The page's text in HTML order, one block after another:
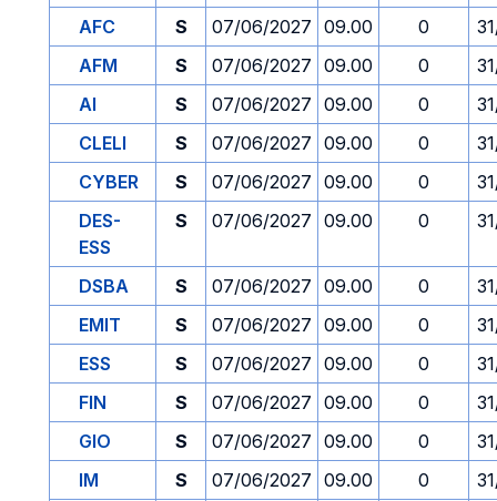
AFC
S 07/06/2027 09.00 0
AFM
S 07/06/2027 09.00 0
AI
S 07/06/2027 09.00 0
CLELI
S 07/06/2027 09.00 0
CYBER
S 07/06/2027 09.00 0
DES-
ESS
S 07/06/2027 09.00 0
DSBA S 07/06/2027 09.00 0
EMIT
S 07/06/2027 09.00 0
ESS
S 07/06/2027 09.00 0
FIN
S 07/06/2027 09.00 0
GIO
S 07/06/2027 09.00 0
IM
S 07/06/2027 09.00 0